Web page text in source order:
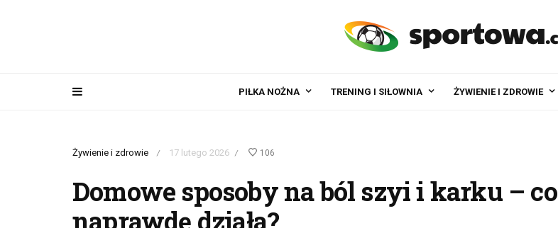
PIŁKA NOŻNA TRENING I SIŁOWNIA ŻYWIENIE I ZDROWIE
Żywienie i zdrowie / 17 lutego 2026 / 106
Domowe sposoby na ból szyi i karku – co
naprawdę działa?